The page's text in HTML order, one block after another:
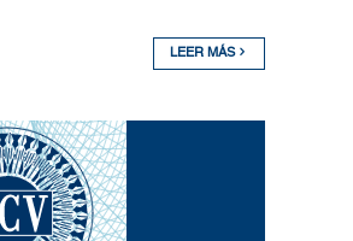
LEER MÁS